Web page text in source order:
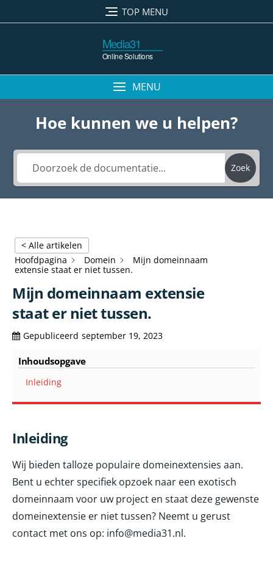
naar
TOP MENU
MENU
Hoe kunnen we u helpen?
Zoek
< Alle artikelen
Hoofdpagina
Domein
Mijn domeinnaam
extensie staat er niet tussen.
Mijn domeinnaam extensie
staat er niet tussen.
Gepubliceerd september 19, 2023
Inhoudsopgave
Inleiding
Inleiding
Wij bieden talloze populaire domeinextensies aan.
Bent u echter specifiek opzoek naar een exotisch
domeinnaam voor uw project en staat deze gewenste
domeinextensie er niet tussen? Neemt u gerust
contact met ons op: info@media31.nl.